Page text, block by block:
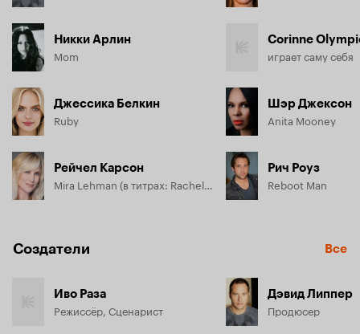
Никки Арлин
Mom
Джессика Белкин
Ruby
Рейчел Карсон
Corinne
играет саму себя
Шэр Джексон
Anita Mooney
Рич Роуз
Reboot Man
Создатели Все
Иво Раза
Режиссёр, Сценарист
Дэвид Липпер
Продюсер